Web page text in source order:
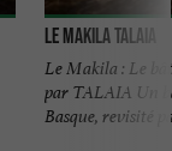
Le Makila TALAIA
Le Makila : Le
par TALAIA Un
Basque, revisité